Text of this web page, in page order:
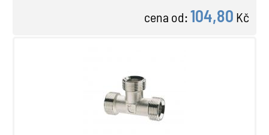
cena od:104,80 Kč